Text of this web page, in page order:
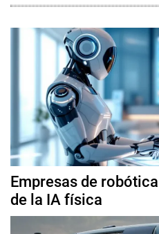
Empresas de
de la IA física